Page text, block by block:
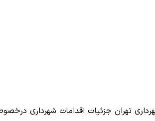
تهران جزئیات اقدامات شهرداری